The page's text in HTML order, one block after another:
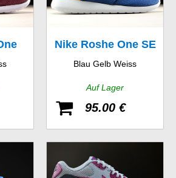
Nike Roshe One SE
Blau Gelb Weiss
Auf Lager
95.00 €